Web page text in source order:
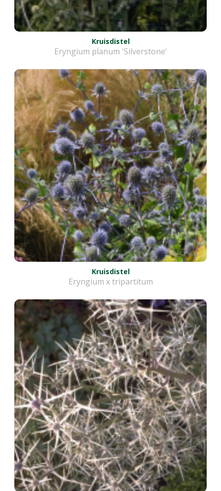
Kruisdistel
Eryngium planum 'Silverstone'
Kruisdistel
Eryngium x tripartitum